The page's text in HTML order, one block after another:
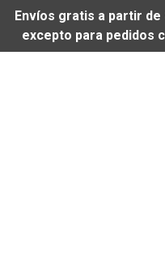
Envíos gratis a partir de
excepto para pedidos